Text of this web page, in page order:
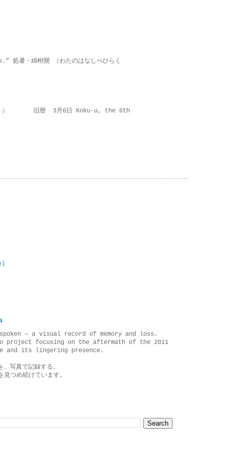
綿柎開 （わたのはなしべひらく
ず ） 旧暦 3月6日 Koku-u, the 6th
— a visual record of memory and loss.
project focusing on the aftermath of the 2011
and its lingering presence.
写真で記録する。
つめ続けています。